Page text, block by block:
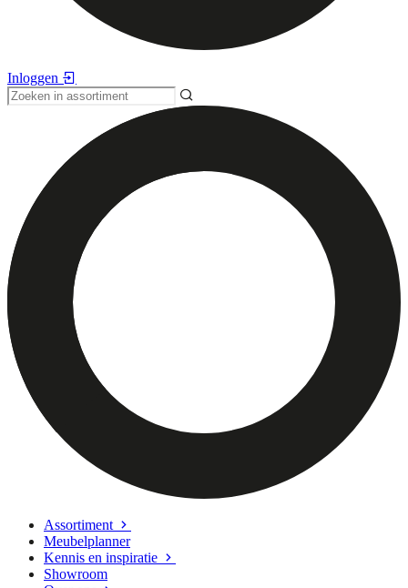
Inloggen
Assortiment
Meubelplanner
Kennis en inspiratie
Showroom